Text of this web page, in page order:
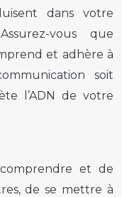
dans votre
vous que
et adhère à
soit
l’ADN de votre
et de
de se mettre à